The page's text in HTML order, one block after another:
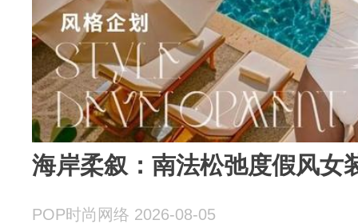
海岸柔叙：南法松弛度假风女
POP时尚网络 2026-08-05